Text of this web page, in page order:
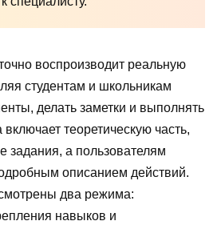
воспроизводит реальную
студентам и школьникам
делать заметки и выполнять
теоретическую часть,
задания, а пользователям
описанием действий.
два режима:
навыков и